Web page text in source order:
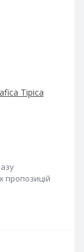
Tipica
пропозицій